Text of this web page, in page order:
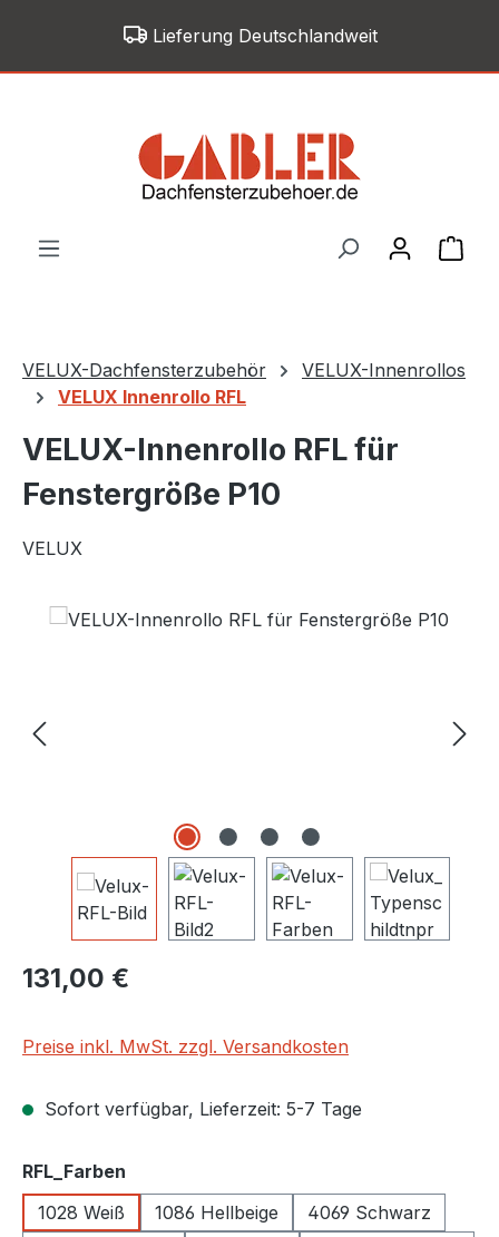
Zum Hauptinhalt springenLieferung Deutschlandweit
VELUX-Dachfensterzubehör
VELUX-Innenrollos
VELUX Innenrollo RFL
VELUX-Innenrollo RFL für
Fenstergröße P10
VELUX
Bildergalerie überspringen
Regulärer Preis:
131,00 €
Preise inkl. MwSt. zzgl. Versandkosten
Sofort verfügbar, Lieferzeit: 5-7 Tage
RFL_Farben
1028 Weiß
1086 Hellbeige
4069 Schwarz